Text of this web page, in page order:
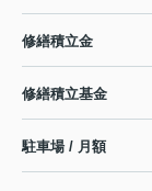
修繕積立金
修繕積立基金
駐車場 / 月額